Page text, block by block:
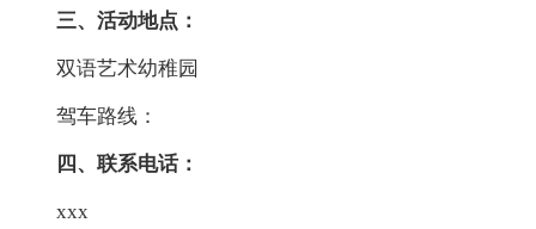
三、活动地点：
双语艺术幼稚园
驾车路线：
四、联系电话：
xxx